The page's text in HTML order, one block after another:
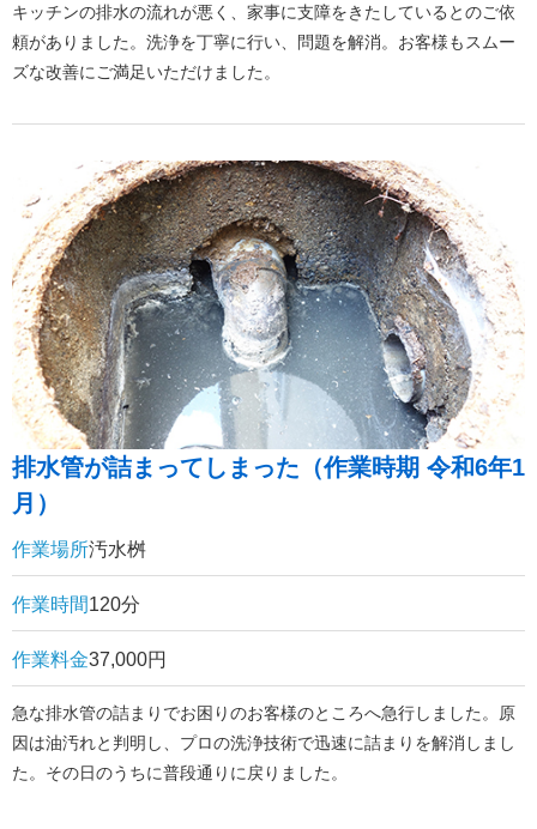
キッチンの排水の流れが悪く、家事に支障をきたしているとのご依
頼がありました。洗浄を丁寧に行い、問題を解消。お客様もスムー
ズな改善にご満足いただけました。
排水管が詰まってしまった（作業時期 令和6年1
月）
作業場所汚水桝
作業時間120分
作業料金37,000円
急な排水管の詰まりでお困りのお客様のところへ急行しました。原
因は油汚れと判明し、プロの洗浄技術で迅速に詰まりを解消しまし
た。その日のうちに普段通りに戻りました。